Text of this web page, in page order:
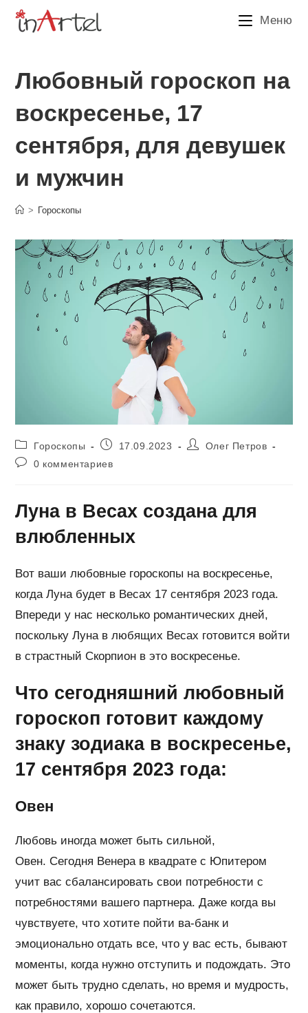
Перейти
Меню
Любовный гороскоп на
воскресенье, 17
сентября, для девушек
и мужчин
> Гороскопы
Рубрика
записи:
Гороскопы
Запись17.09.2023
АвторОлег Петров
Комментарии
0 комментариев
Луна в Весах создана для
влюбленных
Вот ваши любовные гороскопы на воскресенье,
когда Луна будет в Весах 17 сентября 2023 года.
Впереди у нас несколько романтических дней,
поскольку Луна в любящих Весах готовится войти
в страстный Скорпион в это воскресенье.
Что сегодняшний любовный
гороскоп готовит каждому
знаку зодиака в воскресенье,
17 сентября 2023 года:
Овен
Любовь иногда может быть сильной,
Овен. Сегодня Венера в квадрате с Юпитером
учит вас сбалансировать свои потребности с
потребностями вашего партнера. Даже когда вы
чувствуете, что хотите пойти ва-банк и
эмоционально отдать все, что у вас есть, бывают
моменты, когда нужно отступить и подождать. Это
может быть трудно сделать, но время и мудрость,
как правило, хорошо сочетаются.